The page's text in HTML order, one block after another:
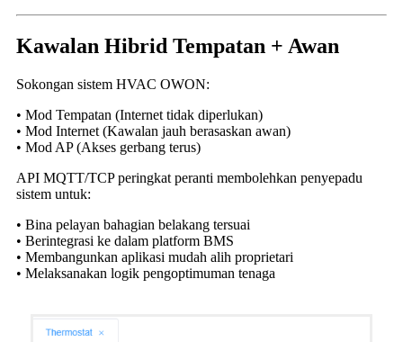
Kawalan Hibrid Tempatan + Awan
Sokongan sistem HVAC OWON:
• Mod Tempatan (Internet tidak diperlukan)
• Mod Internet (Kawalan jauh berasaskan awan)
• Mod AP (Akses gerbang terus)
API MQTT/TCP peringkat peranti membolehkan penyepadu
sistem untuk:
• Bina pelayan bahagian belakang tersuai
• Berintegrasi ke dalam platform BMS
• Membangunkan aplikasi mudah alih proprietari
• Melaksanakan logik pengoptimuman tenaga